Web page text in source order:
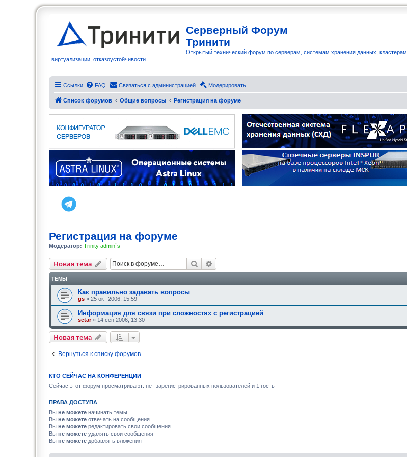
Серверный Форум
Тринити
Открытый технический форум по серверам, системам хранения данных, кластерам,
виртуализации, отказоустойчивости.
Ссылки FAQ Связаться с администрацией Модерировать
Список форумов Общие вопросы Регистрация на форуме
Регистрация на форуме
Модератор: Trinity admin`s
Новая тема Поиск
ТЕМЫ
Как правильно задавать вопросы
gs » 25 окт 2006, 15:59
Информация для связи при сложностях с регистрацией
setar» 14 сен 2006, 13:30
Новая тема
Вернуться к списку форумов
КТО СЕЙЧАС НА КОНФЕРЕНЦИИ
Сейчас этот форум просматривают: нет зарегистрированных пользователей и 1 гость
ПРАВА ДОСТУПА
Вы не можете начинать темы
Вы не можете отвечать на сообщения
Вы не можете редактировать свои сообщения
Вы не можете удалять свои сообщения
Вы не можете добавлять вложения